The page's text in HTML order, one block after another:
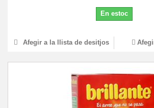
En estoc
Afegir a la llista de desitjos